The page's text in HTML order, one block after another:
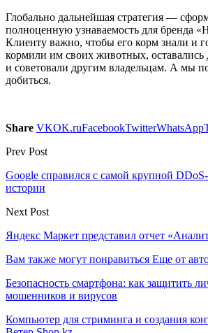
Глобально дальнейшая стратегия —
полноценную узнаваемость для бренда
Клиенту важно, чтобы его корм знали и
кормили им своих животных, оставались
и советовали другим владельцам. А мы
добиться.
Share VKOK.ruFacebookTwitterWhatsApp
Prev Post
Google справился с самой крупной
истории
Next Post
Яндекс Маркет представил отчет
Вам также могут понравиться Еще от
Безопасность смартфона: как защитить
мошенников и вирусов
Компьютер для стриминга и создания